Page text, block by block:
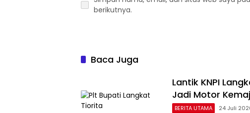
berikutnya.
Baca Juga
Lantik KNPI
Jadi Motor
BERITA UTAMA 24 Juli